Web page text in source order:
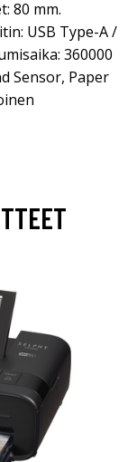
80 mm.
USB Type-A /
360000
Sensor, Paper